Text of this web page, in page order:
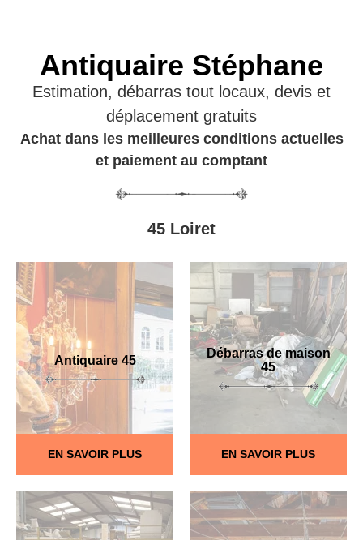
Antiquaire Stéphane
Estimation, débarras tout locaux, devis et
déplacement gratuits
Achat dans les meilleures conditions actuelles
et paiement au comptant
45 Loiret
Antiquaire 45
EN SAVOIR PLUS
Débarras de maison
45
EN SAVOIR PLUS